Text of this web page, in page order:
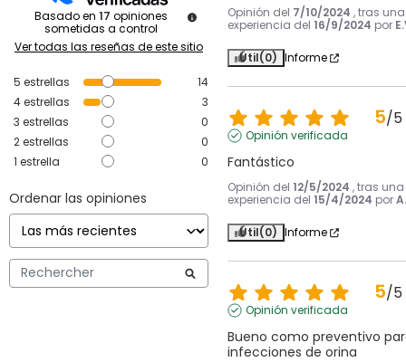
Basado en 17 opiniones
sometidas a control
Ver todas las reseñas de este sitio
5 estrellas
14
4estrellas
3
3 estrellas
0
2estrellas
0
1 estrella 0
Ordenar las opiniones
Opinión del 7/10/2024 , tras una
experiencia del 16/9/2024 por
Útil(0) Informe
5/5
Opinión verificada
Fantástico
Opinión del 12/5/2024 , tras una
experiencia del 15/4/2024 por
Útil(0) Informe
5/5
Opinión verificada
Bueno como preventivo
infecciones de orina